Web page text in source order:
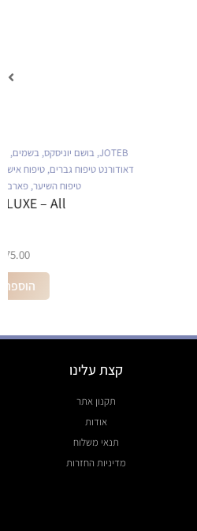
בשמים לגברים,בשמים לנשים,
טיפוח גברים,טיפוח גוף אישה,
קוסמטיקה וטיפוח
קצת עלינו
תקנון אתר
אודות
תנאי משלוח
מדיניות החזרות